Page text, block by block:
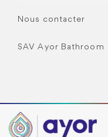
Nous contacter
SAV Ayor Bathroom